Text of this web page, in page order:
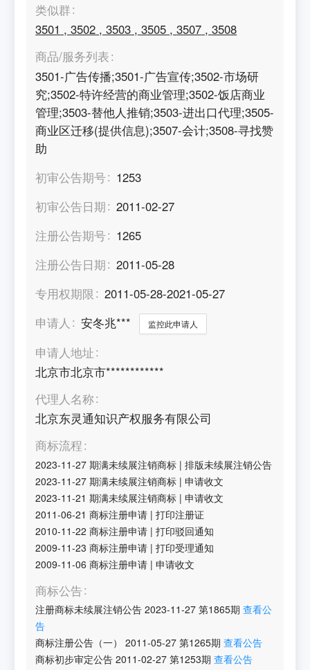
类似群
3501 ,3502 ,3503 ,3505 ,3507 ,3508
商品/服务列表
3501-广告传播;3501-广告宣传;3502-市场研
究;3502-特许经营的商业管理;3502-饭店商业
管理;3503-替他人推销;3503-进出口代理;3505-
商业区迁移(提供信息);3507-会计;3508-寻找赞
助
初审公告期号
1253
初审公告日期
2011-02-27
注册公告期号
1265
注册公告日期
2011-05-28
专用权期限
2011-05-28-2021-05-27
申请人
安冬兆*** 监控此申请人
申请人地址
北京市北京市************
代理人名称
北京东灵通知识产权服务有限公司
商标流程
2023-11-27 期满未续展注销商标 |排版未续展注销公告
2023-11-27 期满未续展注销商标 |申请收文
2023-11-21 期满未续展注销商标 |申请收文
2011-06-21 商标注册申请 |打印注册证
2010-11-22 商标注册申请 |打印驳回通知
2009-11-23 商标注册申请 |打印受理通知
2009-11-06 商标注册申请 |申请收文
商标公告
注册商标未续展注销公告 2023-11-27 第1865期 查看公
告
商标注册公告（一）
2011-05-27 第1265期 查看公告
商标初步审定公告 2011-02-27 第1253期 查看公告